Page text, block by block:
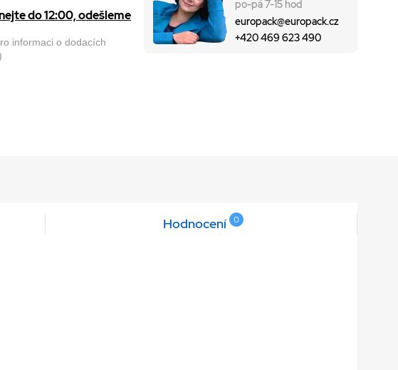
do 12:00, odešleme
informaci o dodacích
po-pá 7-15 hod
europack@europack.cz
+420 469 623 490
Hodnocení 0